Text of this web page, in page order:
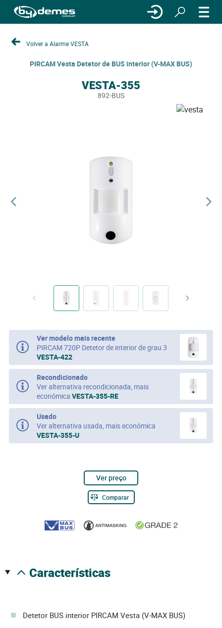
Volver a Alarme VESTA
PIRCAM Vesta Detetor de BUS interior (V-MAX BUS)
VESTA-355
892-BUS
Ver modelo mais recente
PIRCAM 720P Detetor de interior de grau 3
VESTA-422
Recondicionado
Ver alternativa recondicionada, mais
económicaVESTA-355-RE
Usado
Ver alternativa usada, mais económica
VESTA-355-U
Ver preço
Comparar
características
Detetor BUS interior PIRCAM Vesta (V-MAX BUS)